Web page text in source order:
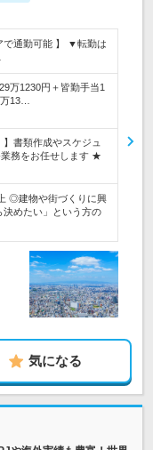
で通勤可能 】 ▼転勤は
万1230円＋皆勤手当1
13…
】書類作成やスケジュ
務をお任せします ★
◎建物や街づくりに興
めたい」という方の
気になる